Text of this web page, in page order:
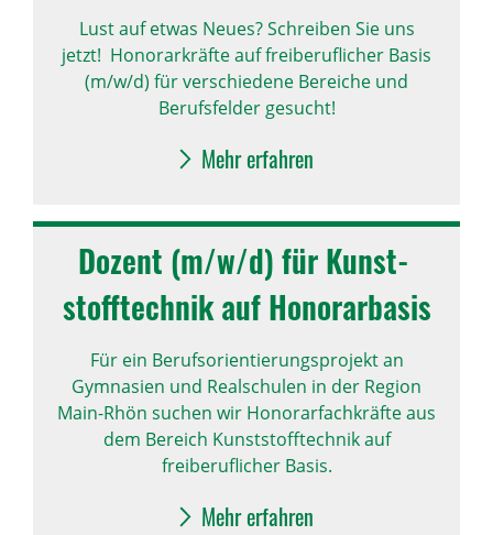
Lust auf etwas Neues? Schreiben Sie uns
jetzt! Honorarkräfte auf freiberuflicher Basis
(m/w/d) für verschiedene Bereiche und
Berufsfelder gesucht!
Mehr erfahren
Dozent (m/w/d) für Kunst­
stoff­technik auf Hono­rar­basis
Für ein Berufsorientierungsprojekt an
Gymnasien und Realschulen in der Region
Main-Rhön suchen wir Honorarfachkräfte aus
dem Bereich Kunststofftechnik auf
freiberuflicher Basis.
Mehr erfahren